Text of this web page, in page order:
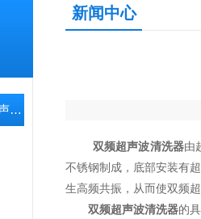
实验室超声波清洗机（超声波清洗器）
新闻中心
双频超声波清洗器由
不锈钢制成，底部安装有
生高频共振，从而使双频
双频超声波清洗器的